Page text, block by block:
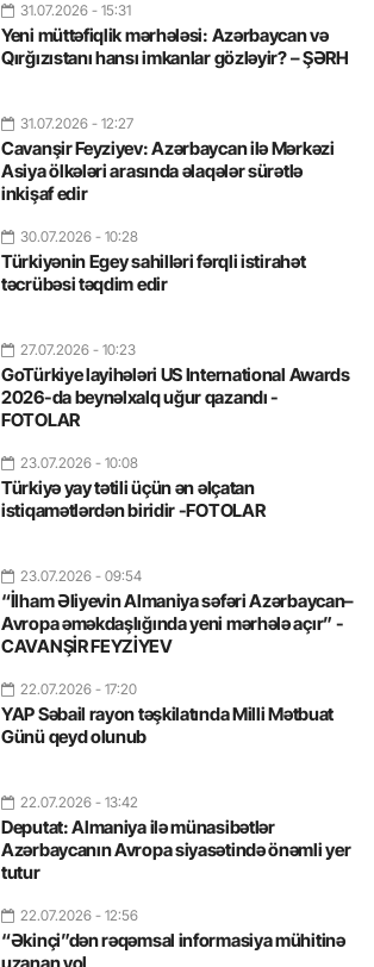
31.07.2026 - 15:31
Yeni müttəfiqlik mərhələsi: Azərbaycan və
Qırğızıstanı hansı imkanlar gözləyir? – ŞƏRH
31.07.2026 - 12:27
Cavanşir Feyziyev: Azərbaycan ilə Mərkəzi
Asiya ölkələri arasında əlaqələr sürətlə
inkişaf edir
30.07.2026 - 10:28
Türkiyənin Egey sahilləri fərqli istirahət
təcrübəsi təqdim edir
27.07.2026 - 10:23
GoTürkiye layihələri US International Awards
2026-da beynəlxalq uğur qazandı -
FOTOLAR
23.07.2026 - 10:08
Türkiyə yay tətili üçün ən əlçatan
istiqamətlərdən biridir -FOTOLAR
23.07.2026 - 09:54
“İlham Əliyevin Almaniya səfəri Azərbaycan–
Avropa əməkdaşlığında yeni mərhələ açır” -
CAVANŞİR FEYZİYEV
22.07.2026 - 17:20
YAP Səbail rayon təşkilatında Milli Mətbuat
Günü qeyd olunub
22.07.2026 - 13:42
Deputat: Almaniya ilə münasibətlər
Azərbaycanın Avropa siyasətində önəmli yer
tutur
22.07.2026 - 12:56
“Əkinçi”dən rəqəmsal informasiya mühitinə